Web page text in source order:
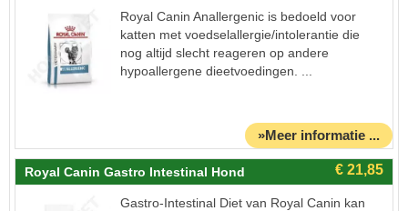
Royal Canin Anallergenic is bedoeld voor
katten met voedselallergie/intolerantie die
nog altijd slecht reageren op andere
hypoallergene dieetvoedingen. ...
»Meer informatie ...
Royal Canin Gastro Intestinal Hond
Gastro-Intestinal Diet van Royal Canin kan